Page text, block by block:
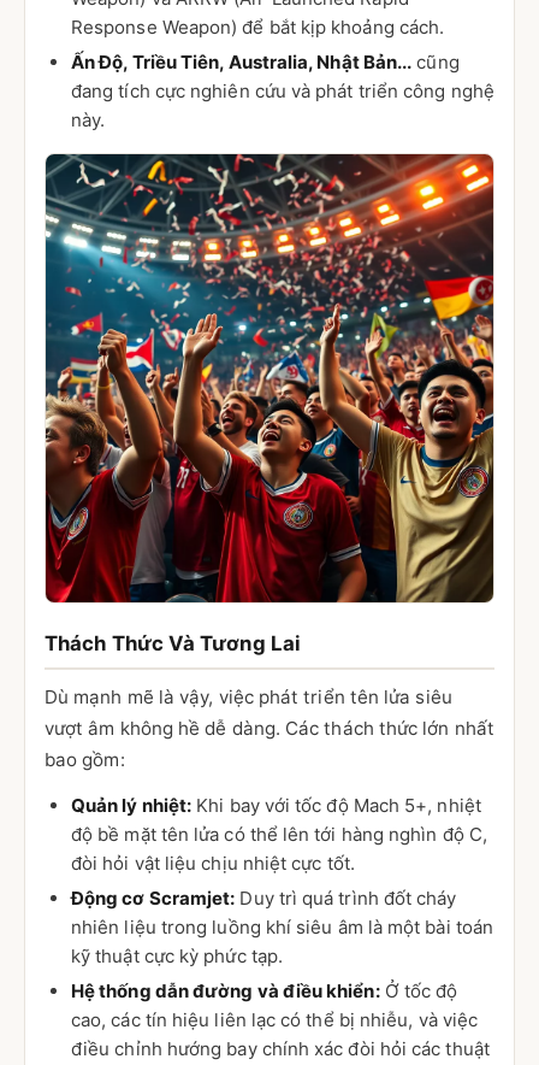
Response Weapon) để bắt kịp khoảng cách.
Ấn Độ, Triều Tiên, Australia, Nhật Bản... cũng
đang tích cực nghiên cứu và phát triển công nghệ
này.
Thách Thức Và Tương Lai
Dù mạnh mẽ là vậy, việc phát triển tên lửa siêu
vượt âm không hề dễ dàng. Các thách thức lớn nhất
bao gồm:
Quản lý nhiệt: Khi bay với tốc độ Mach 5+, nhiệt
độ bề mặt tên lửa có thể lên tới hàng nghìn độ C,
đòi hỏi vật liệu chịu nhiệt cực tốt.
Động cơ Scramjet: Duy trì quá trình đốt cháy
nhiên liệu trong luồng khí siêu âm là một bài toán
kỹ thuật cực kỳ phức tạp.
Hệ thống dẫn đường và điều khiển:Ở tốc độ
cao, các tín hiệu liên lạc có thể bị nhiễu, và việc
điều chỉnh hướng bay chính xác đòi hỏi các thuật